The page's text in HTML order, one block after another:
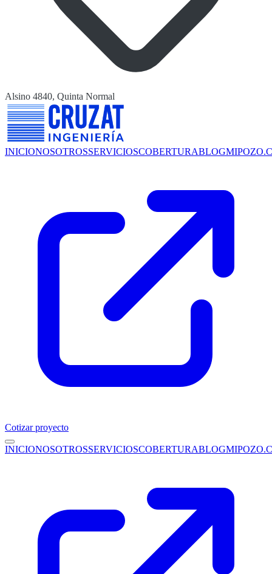
Alsino 4840, Quinta Normal
INICIONOSOTROSSERVICIOSCOBERTURABLOG
Cotizar proyecto
INICIONOSOTROSSERVICIOSCOBERTURABLOG